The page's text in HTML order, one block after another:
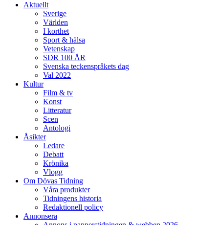
Aktuellt
Sverige
Världen
I korthet
Sport & hälsa
Vetenskap
SDR 100 ÅR
Svenska teckenspråkets dag
Val 2022
Kultur
Film & tv
Konst
Litteratur
Scen
Antologi
Åsikter
Ledare
Debatt
Krönika
Vlogg
Om Dövas Tidning
Våra produkter
Tidningens historia
Redaktionell policy
Annonsera